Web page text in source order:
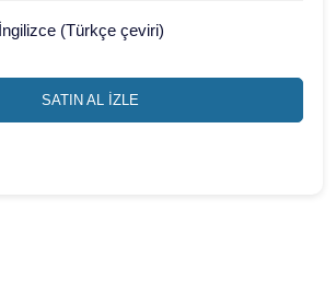
İngilizce (Türkçe çeviri)
SATIN AL İZLE